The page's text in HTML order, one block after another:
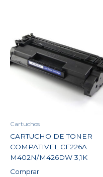
Cartuchos
CARTUCHO DE TONER
COMPATIVEL CF226A
M402N/M426DW 3,1K
Comprar